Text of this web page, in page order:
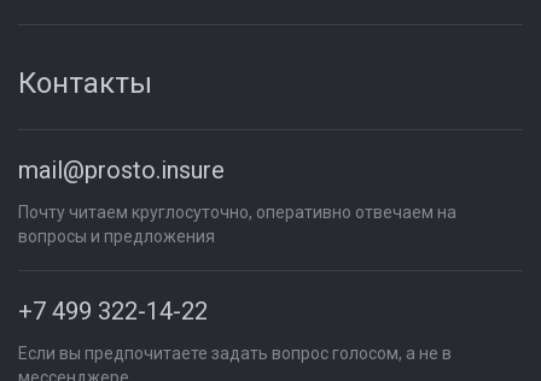
Контакты
mail@prosto.insure
Почту читаем круглосуточно, оперативно отвечаем на
вопросы и предложения
+7 499 322-14-22
Если вы предпочитаете задать вопрос голосом, а не в